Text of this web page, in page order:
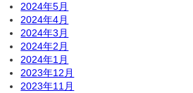
2024年5月
2024年4月
2024年3月
2024年2月
2024年1月
2023年12月
2023年11月